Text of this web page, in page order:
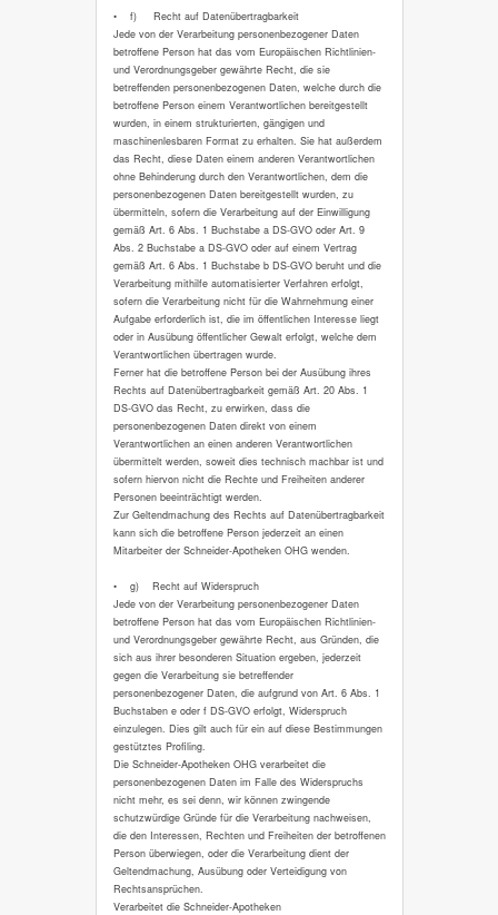
• f) Recht auf Datenübertragbarkeit
Jede von der Verarbeitung personenbezogener Daten
betroffene Person hat das vom Europäischen Richtlinien-
und Verordnungsgeber gewährte Recht, die sie
betreffenden personenbezogenen Daten, welche durch die
betroffene Person einem Verantwortlichen bereitgestellt
wurden, in einem strukturierten, gängigen und
maschinenlesbaren Format zu erhalten. Sie hat außerdem
das Recht, diese Daten einem anderen Verantwortlichen
ohne Behinderung durch den Verantwortlichen, dem die
personenbezogenen Daten bereitgestellt wurden, zu
übermitteln, sofern die Verarbeitung auf der Einwilligung
gemäß Art. 6 Abs. 1 Buchstabe a DS-GVO oder Art. 9
Abs. 2 Buchstabe a DS-GVO oder auf einem Vertrag
gemäß Art. 6 Abs. 1 Buchstabe b DS-GVO beruht und die
Verarbeitung mithilfe automatisierter Verfahren erfolgt,
sofern die Verarbeitung nicht für die Wahrnehmung einer
Aufgabe erforderlich ist, die im öffentlichen Interesse liegt
oder in Ausübung öffentlicher Gewalt erfolgt, welche dem
Verantwortlichen übertragen wurde.
Ferner hat die betroffene Person bei der Ausübung ihres
Rechts auf Datenübertragbarkeit gemäß Art. 20 Abs. 1
DS-GVO das Recht, zu erwirken, dass die
personenbezogenen Daten direkt von einem
Verantwortlichen an einen anderen Verantwortlichen
übermittelt werden, soweit dies technisch machbar ist und
sofern hiervon nicht die Rechte und Freiheiten anderer
Personen beeinträchtigt werden.
Zur Geltendmachung des Rechts auf Datenübertragbarkeit
kann sich die betroffene Person jederzeit an einen
Mitarbeiter der Schneider-Apotheken OHG wenden.
• g) Recht auf Widerspruch
Jede von der Verarbeitung personenbezogener Daten
betroffene Person hat das vom Europäischen Richtlinien-
und Verordnungsgeber gewährte Recht, aus Gründen, die
sich aus ihrer besonderen Situation ergeben, jederzeit
gegen die Verarbeitung sie betreffender
personenbezogener Daten, die aufgrund von Art. 6 Abs. 1
Buchstaben e oder f DS-GVO erfolgt, Widerspruch
einzulegen. Dies gilt auch für ein auf diese Bestimmungen
gestütztes Profiling.
Die Schneider-Apotheken OHG verarbeitet die
personenbezogenen Daten im Falle des Widerspruchs
nicht mehr, es sei denn, wir können zwingende
schutzwürdige Gründe für die Verarbeitung nachweisen,
die den Interessen, Rechten und Freiheiten der betroffenen
Person überwiegen, oder die Verarbeitung dient der
Geltendmachung, Ausübung oder Verteidigung von
Rechtsansprüchen.
Verarbeitet die Schneider-Apotheken